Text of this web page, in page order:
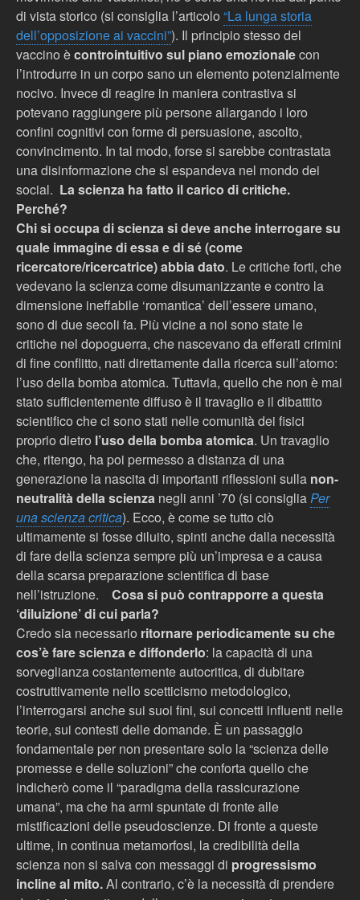
di vista storico (si consiglia l’articolo “La lunga storia
dell’opposizione ai vaccini”). Il principio stesso del
vaccino ècontrointuitivo sul piano emozionalecon
l’introdurre in un corpo sano un elemento potenzialmente
nocivo. Invece di reagire in maniera contrastiva si
potevano raggiungere più persone allargando i loro
confini cognitivi con forme di persuasione, ascolto,
convincimento. In tal modo, forse si sarebbe contrastata
una disinformazione che si espandeva nel mondo dei
social. La scienza ha fatto il carico di critiche.
Perché?
Chi si occupa di scienza si deve anche interrogare su
quale immagine di essa e di sé (come
ricercatore/ricercatrice) abbia dato. Le critiche forti, che
vedevano la scienza come disumanizzante e contro la
dimensione ineffabile ‘romantica’ dell’essere umano,
sono di due secoli fa. Più vicine a noi sono state le
critiche nel dopoguerra, che nascevano da efferati crimini
di fine conflitto, nati direttamente dalla ricerca sull’atomo:
l’uso della bomba atomica. Tuttavia, quello che non è mai
stato sufficientemente diffuso è il travaglio e il dibattito
scientifico che ci sono stati nelle comunità dei fisici
proprio dietro l’uso della bomba atomica. Un travaglio
che, ritengo, ha poi permesso a distanza di una
generazione la nascita di importanti riflessioni sulla non-
neutralità della scienza negli anni ’70 (si consigliaPer
una scienza critica). Ecco, è come setutto ciò
ultimamente si fosse diluito, spinti anche dalla necessità
di fare della scienza sempre più un’impresa e a causa
della scarsa preparazione scientifica di base
nell’istruzione.
Cosa si può contrapporre a questa
‘diluizione’ di cui parla?
Credo sia necessario ritornare periodicamente su che
cos’è fare scienza e diffonderlo: la capacità di una
sorveglianza costantemente autocritica, di dubitare
costruttivamente nello scetticismo metodologico,
l’interrogarsi anche sui suoi fini, sui concetti influenti nelle
teorie, sui contesti delle domande. È un passaggio
fondamentale per non presentare solo la “scienza delle
promesse e delle soluzioni” che conforta quello che
indicherò come il “paradigma della rassicurazione
umana”, ma che ha armi spuntate di fronte alle
mistificazioni delle pseudoscienze. Di fronte a queste
ultime, in continua metamorfosi, la credibilità della
scienza non si salva con messaggi di progressismo
incline al mito.Al contrario, c’è la necessità di prendere